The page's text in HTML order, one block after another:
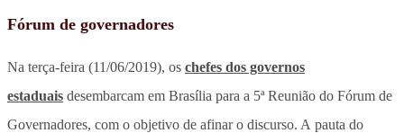
Fórum de governadores
Na terça-feira (11/06/2019), os chefes dos governos
estaduais desembarcam em Brasília para a 5ª Reunião do Fórum de
Governadores, com o objetivo de afinar o discurso. A pauta do